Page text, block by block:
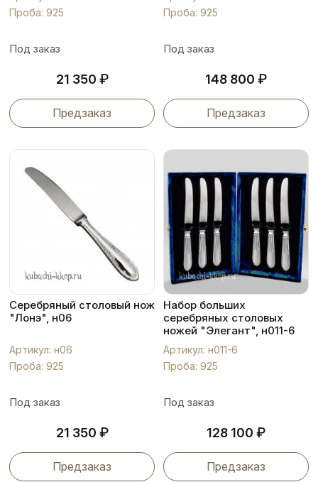
Проба: 925
Под заказ
21 350 ₽
Предзаказ
Проба: 925
Под заказ
148 800 ₽
Предзаказ
Серебряный столовый нож
"Лонэ", н06
Артикул: н06
Проба: 925
Под заказ
21 350 ₽
Предзаказ
Набор больших
серебряных столовых
ножей "Элегант", н011-6
Артикул: н011-6
Проба: 925
Под заказ
128 100 ₽
Предзаказ